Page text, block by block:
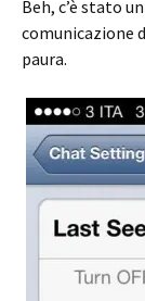
Beh, c’è stato
comunicazione
paura.